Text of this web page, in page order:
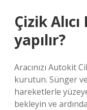
Çizik
yapılır?
Aracınızı Autokit
kurutun. Sünger
hareketlerle
bekleyin ve